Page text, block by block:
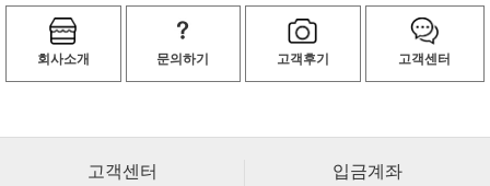
회사소개 문의하기 고객후기 고객센터
고객센터
입금계좌